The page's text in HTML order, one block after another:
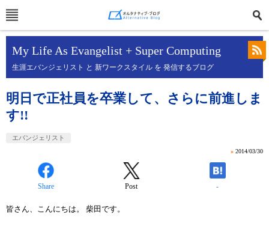
My Life As Evangelist + Super Computing
生涯エバンジェリスト と 新ワークスタイル を 発信するブログ
明日で正社員を卒業して、さらに前進しま
す!!
エバンジェリスト
» 2014/03/30
Share Post -
皆さん、こんにちは。 柴田です。